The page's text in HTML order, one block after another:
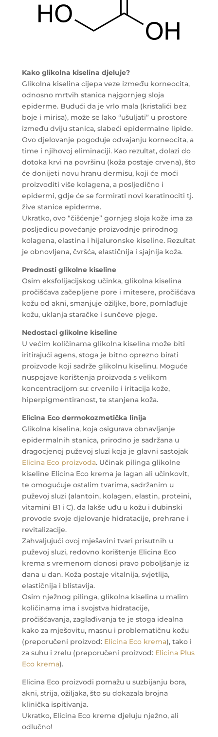
Kako glikolna kiselina djeluje?
Glikolna kiselina cijepa veze između korneocita,
odnosno mrtvih stanica najgornjeg sloja
epiderme. Budući da je vrlo mala (kristalići bez
boje i mirisa), može se lako “ušuljati” u prostore
između dviju stanica, slabeći epidermalne lipide.
Ovo djelovanje pogoduje odvajanju korneocita, a
time i njihovoj eliminaciji. Kao rezultat, dolazi do
dotoka krvi na površinu (koža postaje crvena), što
će donijeti novu hranu dermisu, koji će moći
proizvoditi više kolagena, a posljedično i
epidermi, gdje će se formirati novi keratinociti tj.
žive stanice epiderme.
Ukratko, ovo “čišćenje” gornjeg sloja kože ima za
posljedicu povećanje proizvodnje prirodnog
kolagena, elastina i hijaluronske kiseline. Rezultat
je obnovljena, čvršća, elastičnija i sjajnija koža.
Prednosti glikolne kiseline
Osim eksfolijacijskog učinka, glikolna kiselina
pročišćava začepljene pore i mitesere, pročišćava
kožu od akni, smanjuje ožiljke, bore, pomlađuje
kožu, uklanja staračke i sunčeve pjege.
Nedostaci glikolne kiseline
U većim količinama glikolna kiselina može biti
iritirajući agens, stoga je bitno oprezno birati
proizvode koji sadrže glikolnu kiselinu. Moguće
nuspojave korištenja proizvoda s velikom
koncentracijom su: crvenilo i iritacija kože,
hiperpigmentiranost, te stanjena koža.
Elicina Eco dermokozmetička linija
Glikolna kiselina, koja osigurava obnavljanje
epidermalnih stanica, prirodno je sadržana u
dragocjenoj puževoj sluzi koja je glavni sastojak
Elicina Eco proizvoda. Učinak pilinga glikolne
kiseline Elicina Eco krema je lagan ali učinkovit,
te omogućuje ostalim tvarima, sadržanim u
puževoj sluzi (alantoin, kolagen, elastin, proteini,
vitamini B1 i C). da lakše uđu u kožu i dubinski
provode svoje djelovanje hidratacije, prehrane i
revitalizacije.
Zahvaljujući ovoj mješavini tvari prisutnih u
puževoj sluzi, redovno korištenje Elicina Eco
krema s vremenom donosi pravo poboljšanje iz
dana u dan. Koža postaje vitalnija, svjetlija,
elastičnija i blistavija.
Osim nježnog pilinga, glikolna kiselina u malim
količinama ima i svojstva hidratacije,
pročišćavanja, zaglađivanja te je stoga idealna
kako za mješovitu, masnu i problematičnu kožu
(preporučeni proizvod: Elicina Eco krema), tako i
za suhu i zrelu (preporučeni proizvod: Elicina Plus
Eco krema).
Elicina Eco proizvodi pomažu u suzbijanju bora,
akni, strija, ožiljaka, što su dokazala brojna
klinička ispitivanja.
Ukratko, Elicina Eco kreme djeluju nježno, ali
odlučno!